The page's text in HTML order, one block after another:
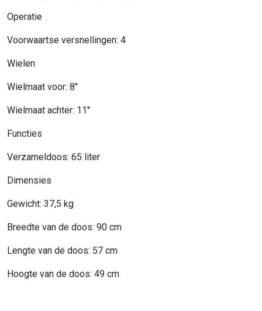
Operatie
Voorwaartse versnellingen: 4
Wielen
Wielmaat voor: 8''
Wielmaat achter: 11''
Functies
Verzameldoos: 65 liter
Dimensies
Gewicht: 37,5 kg
Breedte van de doos: 90 cm
Lengte van de doos: 57 cm
Hoogte van de doos: 49 cm